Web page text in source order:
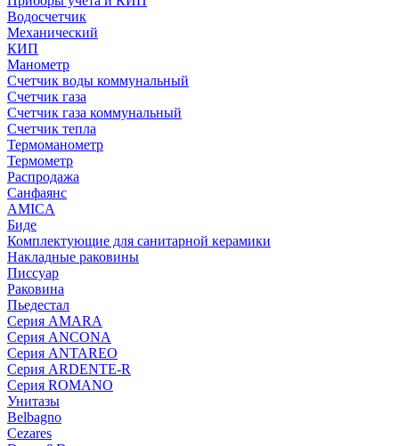
Водосчетчик
Механический
КИП
Манометр
Счетчик воды коммунальный
Счетчик газа
Счетчик газа коммунальный
Счетчик тепла
Термоманометр
Термометр
Распродажа
Санфаянс
AMICA
Биде
Комплектующие для санитарной керамики
Накладные раковины
Писсуар
Раковина
Пьедестал
Серия AMARA
Серия ANCONA
Серия ANTAREO
Серия ARDENTE-R
Серия ROMANO
Унитазы
Belbagno
Cezares